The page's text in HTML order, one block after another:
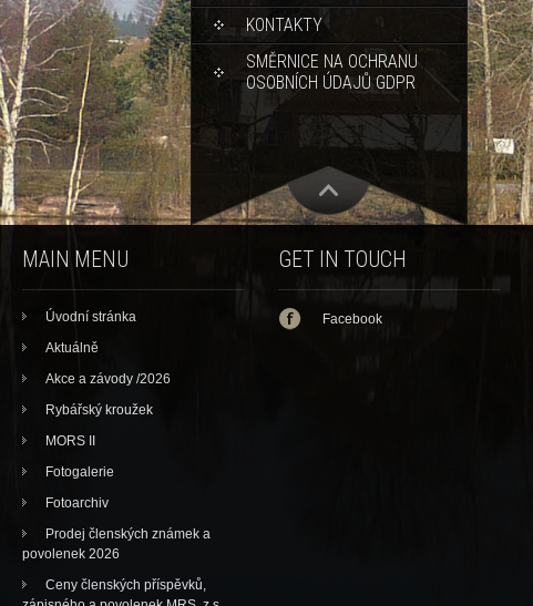
KONTAKTY
SMĚRNICE NA OCHRANU
OSOBNÍCH ÚDAJŮ GDPR
MAIN MENU
Úvodní stránka
Aktuálně
Akce a závody /2026
Rybářský kroužek
MORS II
Fotogalerie
Fotoarchiv
Prodej členských známek a
povolenek 2026
Ceny členských příspěvků,
GET IN TOUCH
Facebook